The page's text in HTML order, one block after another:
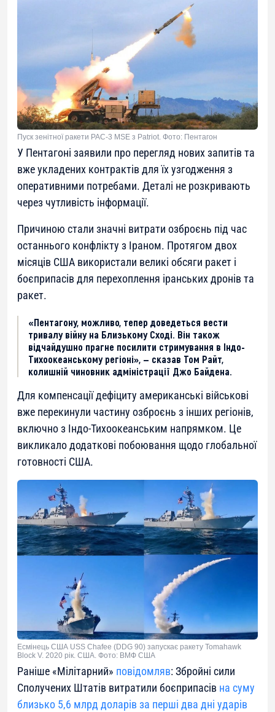
Пуск зенітної ракети PAC-3 MSE з Patriot. Фото: Пентагон
У Пентагоні заявили про перегляд нових запитів та
вже укладених контрактів для їх узгодження з
оперативними потребами. Деталі не розкривають
через чутливість інформації.
Причиною стали значні витрати озброєнь під час
останнього конфлікту з Іраном. Протягом двох
місяців США використали великі обсяги ракет і
боєприпасів для перехоплення іранських дронів та
ракет.
«Пентагону, можливо, тепер доведеться вести
тривалу війну на Близькому Сході. Він також
відчайдушно прагне посилити стримування в Індо-
Тихоокеанському регіоні», — сказав Том Райт,
колишній чиновник адміністрації Джо Байдена.
Для компенсації дефіциту американські військові
вже перекинули частину озброєнь з інших регіонів,
включно з Індо-Тихоокеанським напрямком. Це
викликало додаткові побоювання щодо глобальної
готовності США.
Есмінець США USS Chafee (DDG 90) запускає ракету Tomahawk
Block V. 2020 рік. США. Фото: ВМФ США
Раніше «Мілітарний» повідомляв: Збройні сили
Сполучених Штатів витратили боєприпасів на суму
близько 5,6 млрд доларів за перші два дні ударів